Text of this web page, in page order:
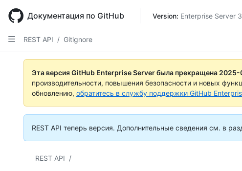
main
content
Документация по GitHub Version: Enterprise Server
REST API / Gitignore
Эта версия GitHub Enterprise Server была прекращена 2025-
производительности, повышения безопасности и новых
обновлению, обратитесь в службу поддержки GitHub
REST API теперь версия. Дополнительные сведения см. в
REST API /